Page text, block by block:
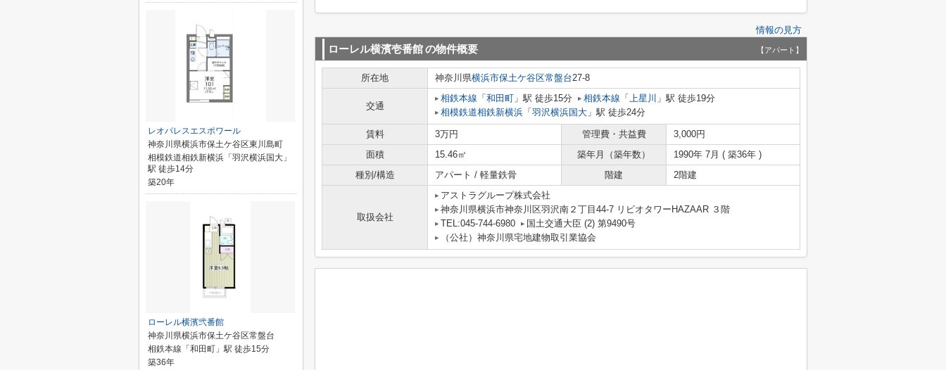
情報の見方
ローレル横濱壱番館の物件概要 【アパート】
所在地 神奈川県横浜市保土ケ谷区常盤台27-8
交通
相鉄本線 「 和田町 」駅 徒歩15分 相鉄本線 「 上星川 」駅 徒歩19分
相模鉄道相鉄新横浜 「 羽沢横浜国大 」駅 徒歩24分
賃料 3万円 管理費・共益費
3,000円
面積
15.46㎡ 築年月（築年数）
1990年 7月 ( 築36年 )
種別/構造
アパート / 軽量鉄骨 階建 2階建
取扱会社
アストラグループ株式会社
神奈川県横浜市神奈川区羽沢南２丁目44-7 リビオタワーHAZAAR ３階
TEL:045-744-6980
国土交通大臣 (2) 第9490号
（公社）神奈川県宅地建物取引業協会
レオパレスエスポワール
神奈川県横浜市保土ケ谷区東川島町
相模鉄道相鉄新横浜「羽沢横浜国大」
駅 徒歩14分
築20年
ローレル横濱弐番館
神奈川県横浜市保土ケ谷区常盤台
相鉄本線「和田町」駅 徒歩15分
築36年